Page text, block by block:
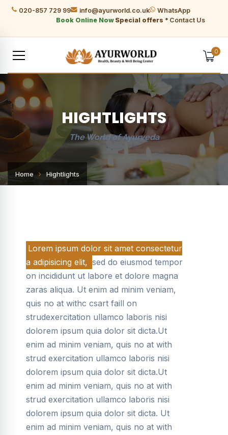
020-857 729 99 info@ayurworld.co.uk
WhatsApp
Book Online Now Special offers * Contact Us
0
HIGHTLIGHTS
The World of Ayurveda
Home Hightlights
Lorem ipsum dolor sit amet consectetur
a adipisicing elit, sed do eiusmod tempor
on incididunt ut labore et dolore magna
zaras aliqua. Ut enim ad minim veniam,
quis no at withc csart faill on
strudexercitation ullamco laboris nisi
dolorem ipsum quia dolor sit dicta.Ut
enim ad minim veniam, quis no at with
strud exercitation ullamco laboris nisi
dolorem ipsum quia dolor sit dicta.Ut
enim ad minim veniam, quis no at with
strud exercitation ullamco laboris nisi
dolorem ipsum quia dolor sit dicta. Ut
enim ad minim veniam, quis no at with